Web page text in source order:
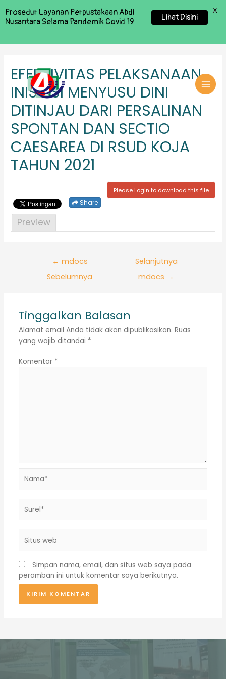
EFEKTIVITAS PELAKSANAAN
INISIASI MENYUSU DINI
DITINJAU DARI PERSALINAN
SPONTAN DAN SECTIO
CAESAREA DI RSUD KOJA
TAHUN 2021
Please Login to download this file
Share
Preview
← mdocs
Sebelumnya
Selanjutnya
mdocs →
Tinggalkan Balasan
Alamat email Anda tidak akan dipublikasikan. Ruas
yang wajib ditandai *
Komentar *
web
Simpan nama, email, dan situs web saya pada
peramban ini untuk komentar saya berikutnya.
Prosedur Layanan Perpustakaan Abdi
Nusantara Selama Pandemik Covid 19
Lihat Disini
X